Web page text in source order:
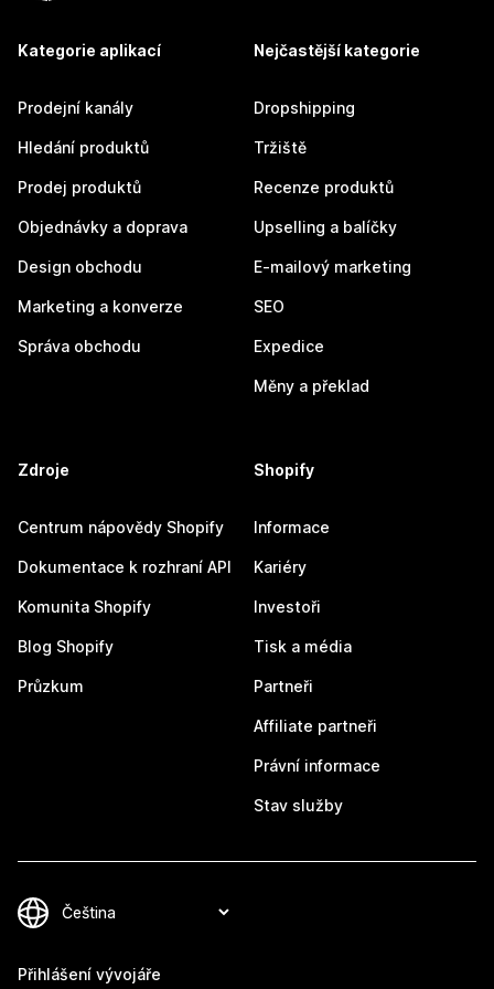
Kategorie aplikací
Prodejní kanály
Hledání produktů
Prodej produktů
Objednávky a doprava
Design obchodu
Marketing a konverze
Správa obchodu
Nejčastější kategorie
Dropshipping
Tržiště
Recenze produktů
Upselling a balíčky
E-mailový marketing
SEO
Expedice
Měny a překlad
Zdroje
Centrum nápovědy Shopify
Dokumentace k rozhraní API
Komunita Shopify
Blog Shopify
Průzkum
Shopify
Informace
Kariéry
Investoři
Tisk a média
Partneři
Affiliate partneři
Právní informace
Stav služby
Přihlášení vývojáře